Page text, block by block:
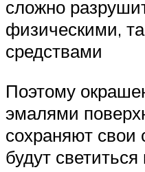
сложно
физическими,
средствами
Поэтому
эмалями
сохраняют свои
будут